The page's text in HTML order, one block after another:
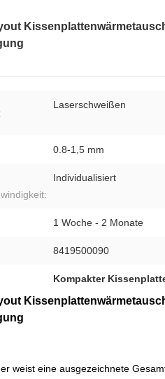
Laserschweißen
0.8-1,5 mm
Individualisiert
1 Woche - 2 Monate
8419500090
Kompakter
weist eine ausgezeichnete